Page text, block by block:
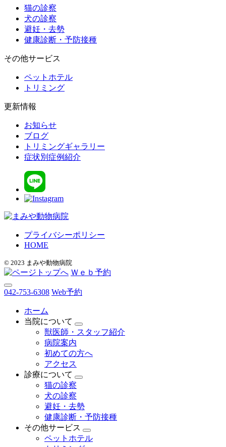
猫の診察
犬の診察
避妊・去勢
健康診断・予防接種
その他サービス
ペットホテル
トリミング
更新情報
お知らせ
ブログ
トリミングギャラリー
症状別症例紹介
プライバシーポリシー
HOME
© 2023 まみや動物病院
Ｗｅｂ予約
042-753-6308 Web予約
ホーム
当院について
獣医師・スタッフ紹介
病院案内
初めての方へ
アクセス
診療について
猫の診察
犬の診察
避妊・去勢
健康診断・予防接種
その他サービス
ペットホテル